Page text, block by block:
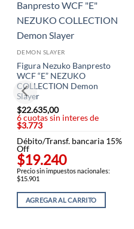
DEMON SLAYER
Figura Nezuko Banpresto
WCF “E” NEZUKO
COLLECTION Demon
Slayer
$22.635,00
6 cuotas sin interes de
$3.773
Débito/Transf. bancaria 15%
Off
$19.240
Precio sin impuestos nacionales:
$15.901
AGREGAR AL CARRITO